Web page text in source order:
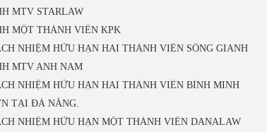
MTV STARLAW
MỘT THÀNH VIÊN KPK
NHIỆM HỮU HẠN HAI THÀNH VIÊN SÔNG GIANH
MTV ANH NAM
NHIỆM HỮU HẠN HAI THÀNH VIÊN BÌNH MINH
TẠI ĐÀ NẴNG.
NHIỆM HỮU HẠN MỘT THÀNH VIÊN DANALAW